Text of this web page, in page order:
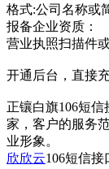
格式:公司名称或
报备企业资质：
营业执照扫描件
开通后台，直接
正镶白旗106短
家，客户的服务
业形象。
欣欣云106短信接